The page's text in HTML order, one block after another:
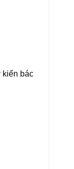
kiến bác